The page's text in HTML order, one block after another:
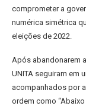
comprometer a
numérica simétrica
eleições de 2022.
Após abandonarem
UNITA seguiram em
acompanhados por
ordem como